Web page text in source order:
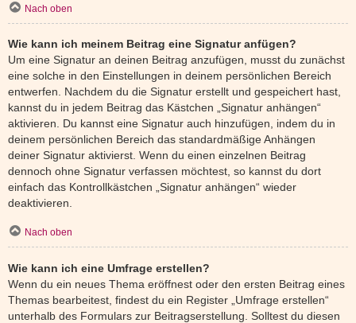
Nach oben
Wie kann ich meinem Beitrag eine Signatur anfügen?
Um eine Signatur an deinen Beitrag anzufügen, musst du zunächst
eine solche in den Einstellungen in deinem persönlichen Bereich
entwerfen. Nachdem du die Signatur erstellt und gespeichert hast,
kannst du in jedem Beitrag das Kästchen „Signatur anhängen“
aktivieren. Du kannst eine Signatur auch hinzufügen, indem du in
deinem persönlichen Bereich das standardmäßige Anhängen
deiner Signatur aktivierst. Wenn du einen einzelnen Beitrag
dennoch ohne Signatur verfassen möchtest, so kannst du dort
einfach das Kontrollkästchen „Signatur anhängen“ wieder
deaktivieren.
Nach oben
Wie kann ich eine Umfrage erstellen?
Wenn du ein neues Thema eröffnest oder den ersten Beitrag eines
Themas bearbeitest, findest du ein Register „Umfrage erstellen“
unterhalb des Formulars zur Beitragserstellung. Solltest du diesen